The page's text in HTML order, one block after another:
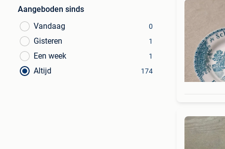
Aangeboden sinds
Vandaag
0
Gisteren 1
Een week 1
Altijd 174